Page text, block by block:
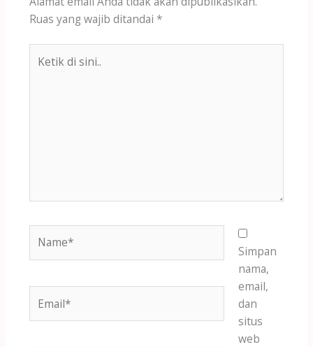
Ruas yang wajib ditandai *
Simpan
nama,
email,
dan
situs
web